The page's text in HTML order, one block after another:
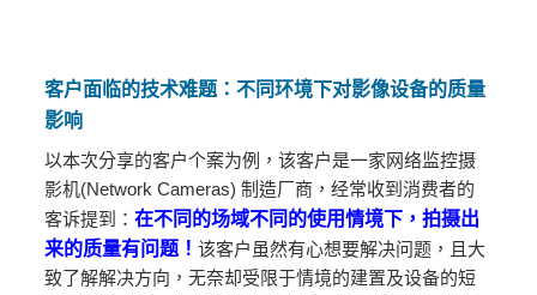
客户面临的技术难题：不同环境下对影像设备的质量
影响
以本次分享的客户个案为例，该客户是一家网络监控摄
影机(Network Cameras) 制造厂商，经常收到消费者的
客诉提到：在不同的场域不同的使用情境下，拍摄出
来的质量有问题！该客户虽然有心想要解决问题，且大
致了解解决方向，无奈却受限于情境的建置及设备的短